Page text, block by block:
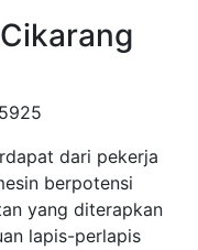
dari pekerja
berpotensi
yang diterapkan
lapis-perlapis